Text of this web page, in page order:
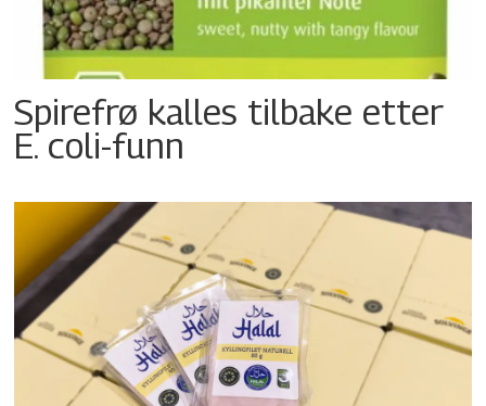
Spirefrø kalles tilbake etter
E. coli-funn